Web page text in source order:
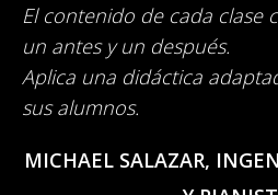
El contenido de cada clase
un antes y un después.
Aplica una didáctica
sus alumnos.
MICHAEL SALAZAR,